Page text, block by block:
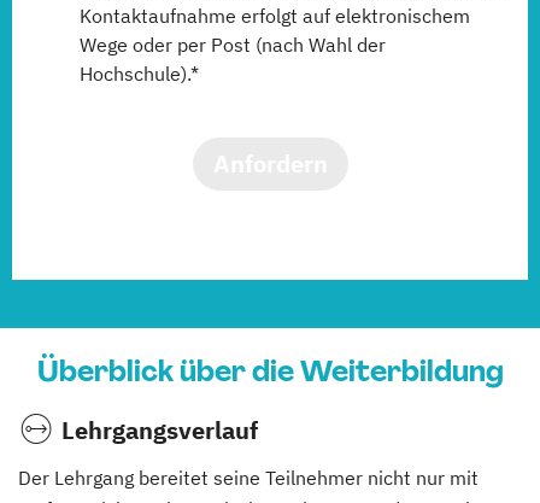
Kontaktaufnahme erfolgt auf elektronischem
Wege oder per Post (nach Wahl der
Hochschule).*
Überblick über die Weiterbildung
Lehrgangsverlauf
Der Lehrgang bereitet seine Teilnehmer nicht nur mit